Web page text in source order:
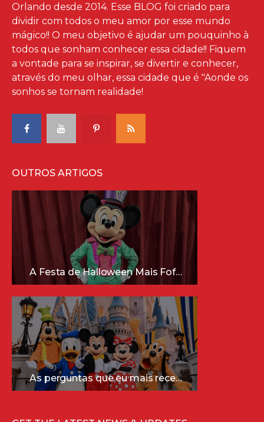
Orlando desde 2014. Esse BLOG foi criado para
dividir com todos o meu amor por esse mundo
mágico!! O meu objetivo é ajudar um pouquinho à
todos que sonham conhecer essa cidade!! Fiquem
a vontade para se inspirar, se divertir e conhecer,
através do meu olhar, essa cidade que é "Aonde os
sonhos se tornam realidade!
OUTROS ARTIGOS
A Festa de Halloween Mais Fofa da Disney Está Chegando!
As perguntas que eu mais recebo sobre a Disney (e as respostas mais sinceras!)